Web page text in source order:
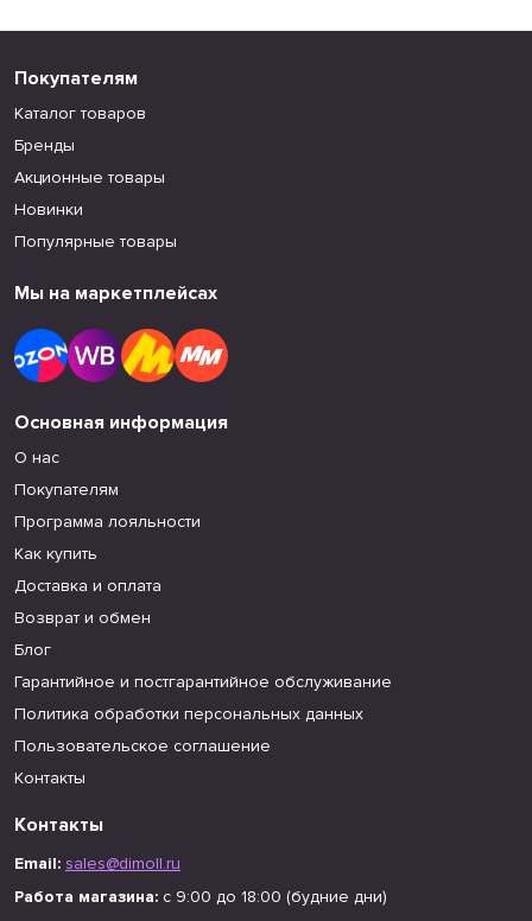
Покупателям
Каталог товаров
Бренды
Акционные товары
Новинки
Популярные товары
Мы на маркетплейсах
Основная информация
О нас
Покупателям
Программа лояльности
Как купить
Доставка и оплата
Возврат и обмен
Блог
Гарантийное и постгарантийное обслуживание
Политика обработки персональных данных
Пользовательское соглашение
Контакты
Контакты
Email: sales@dimoll.ru
Работа магазина: с 9:00 до 18:00 (будние дни)